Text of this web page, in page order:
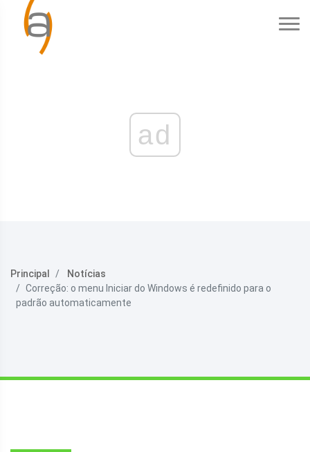
ad
Principal
Notícias
Correção: o menu Iniciar do Windows é redefinido para o
padrão automaticamente